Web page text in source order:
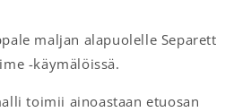
maljan alapuolelle Separett
-käymälöissä.
toimii ainoastaan etuosan